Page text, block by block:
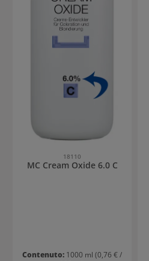
18110
MC Cream Oxide 6.0 C
Contenuto: 1000 ml (0,76 € /